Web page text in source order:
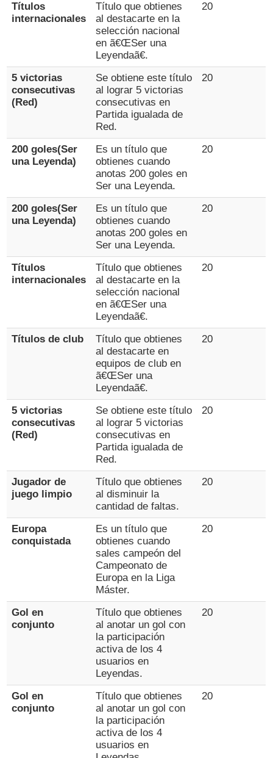
Títulos
internacionales
Título que obtienes
al destacarte en la
selección nacional
en ã€ŒSer una
Leyendaã€.
20
5 victorias
consecutivas
(Red)
Se obtiene este título
al lograr 5 victorias
consecutivas en
Partida igualada de
Red.
20
200 goles(Ser
una Leyenda)
Es un título que
obtienes cuando
anotas 200 goles en
Ser una Leyenda.
20
200 goles(Ser
una Leyenda)
Es un título que
obtienes cuando
anotas 200 goles en
Ser una Leyenda.
20
Títulos
internacionales
Título que obtienes
al destacarte en la
selección nacional
en ã€ŒSer una
Leyendaã€.
20
Títulos de club
Título que obtienes
al destacarte en
equipos de club en
ã€ŒSer una
Leyendaã€.
20
5 victorias
consecutivas
(Red)
Se obtiene este título
al lograr 5 victorias
consecutivas en
Partida igualada de
Red.
20
Jugador de
juego limpio
Título que obtienes
al disminuir la
cantidad de faltas.
20
Europa
conquistada
Es un título que
obtienes cuando
sales campeón del
Campeonato de
Europa en la Liga
Máster.
20
Gol en
conjunto
Título que obtienes
al anotar un gol con
la participación
activa de los 4
usuarios en
Leyendas.
20
Gol en
conjunto
Título que obtienes
al anotar un gol con
la participación
activa de los 4
usuarios en
20